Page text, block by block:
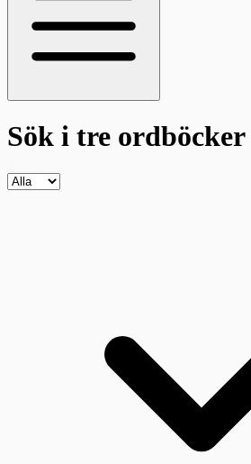
Sök i tre ordböcker